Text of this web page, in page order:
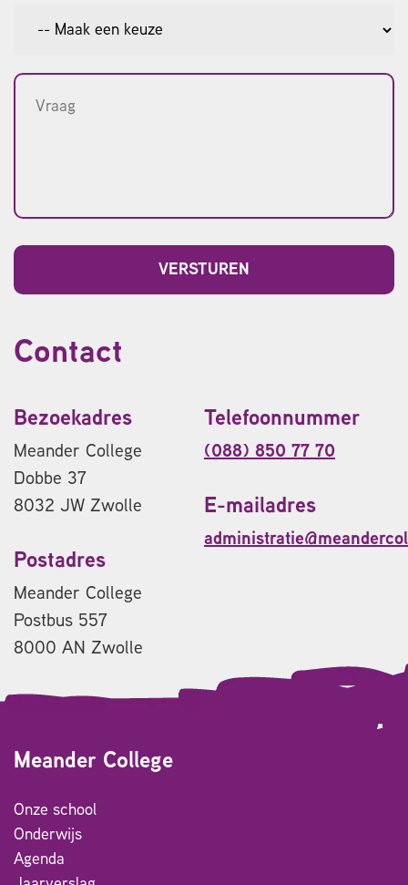
Contact
Bezoekadres
Meander College
Dobbe 37
8032 JW Zwolle
Postadres
Meander College
Postbus 557
8000 AN Zwolle
Telefoonnummer
(088) 850 77 70
E-mailadres
Meander College
Onze school
Onderwijs
Agenda